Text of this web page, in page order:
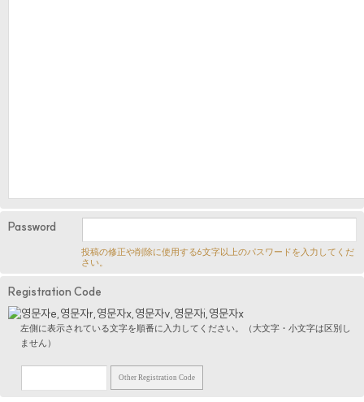
Password
投稿の修正や削除に使用する6文字以上のパスワードを入力してくだ
さい。
Registration Code
左側に表示されている文字を順番に入力してください。（大文字・小文字は区別し
ません）
Other Registration Code